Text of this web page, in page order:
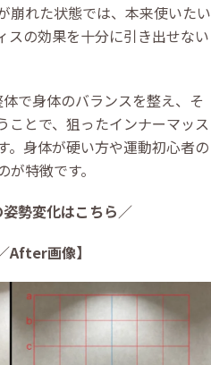
崩れた状態では、本来使いたい
スの効果を十分に引き出せない
で身体のバランスを整え、そ
ことで、狙ったインナーマッス
。身体が硬い方や運動初心者の
特徴です。
勢変化はこちら／
After画像】